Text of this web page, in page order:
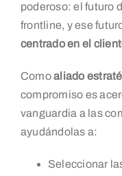
poderoso: el futuro
frontline, y ese
centrado en el
Comoaliado
compromiso es
vanguardia a las
ayudándolas a:
Seleccionar